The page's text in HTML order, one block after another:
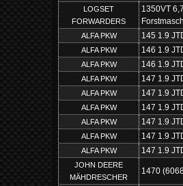
LOGSET
FORWARDERS
1350VT
ALFA PKW 145 1.9
ALFA PKW 146 1.9
ALFA PKW 146 1.9
ALFA PKW 147 1.9
ALFA PKW 147 1.9
ALFA PKW 147 1.9
ALFA PKW 147 1.9
ALFA PKW 147 1.9
ALFA PKW 147 1.9
JOHN DEERE
MÄHDRESCHER
1470